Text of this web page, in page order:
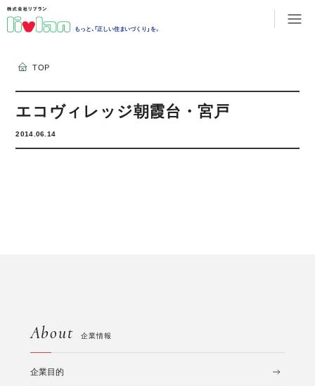
もっと、「正しい住まいづくり」を。
TOP
エコヴィレッジ朝霞台・宮戸
2014.06.14
About 企業情報
企業目的